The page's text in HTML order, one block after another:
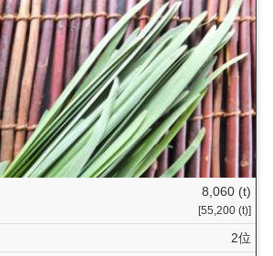
8,060 (t)
[55,200 (t)]
2位